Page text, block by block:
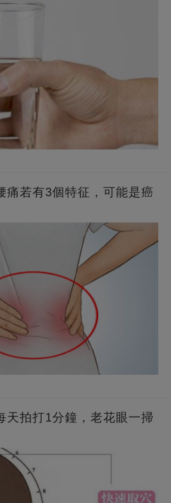
痛若有3個特征，可能是癌
天拍打1分鐘，老花眼一掃